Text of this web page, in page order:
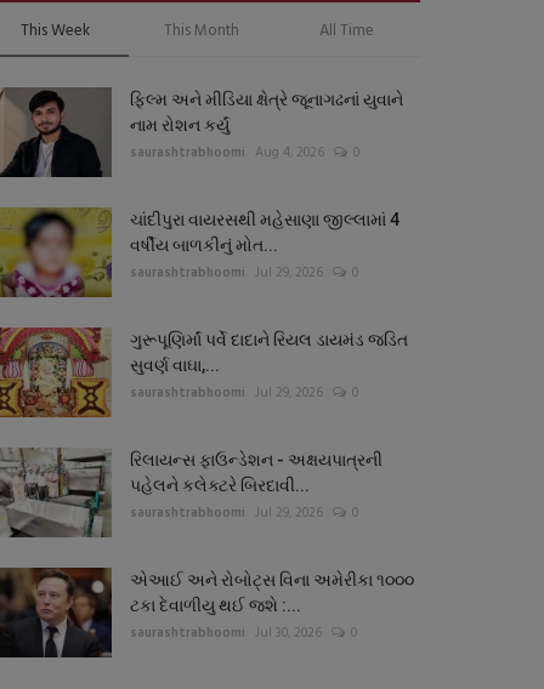
This Week This Month All Time
ફિલ્મ અને મીડિયા ક્ષેત્રે જૂનાગઢનાં યુવાને
નામ રોશન કર્યું
saurashtrabhoomi Aug 4, 2026 0
ચાંદીપુરા વાયરસથી મહેસાણા જીલ્લામાં 4
વર્ષીય બાળકીનું મોત...
saurashtrabhoomi Jul 29, 2026 0
ગુરૂપૂણિર્માં પર્વે દાદાને રિયલ ડાયમંડ જડિત
સુવર્ણ વાઘા,...
saurashtrabhoomi Jul 29, 2026 0
રિલાયન્સ ફાઉન્ડેશન - અક્ષયપાત્રની
પહેલને કલેક્ટરે બિરદાવી...
saurashtrabhoomi Jul 29, 2026 0
એઆઈ અને રોબોટ્સ વિના અમેરીકા ૧૦૦૦
ટકા દેવાળીયુ થઈ જશે :...
saurashtrabhoomi Jul 30, 2026 0